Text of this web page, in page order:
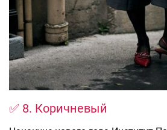
✅ 8. Коричневый